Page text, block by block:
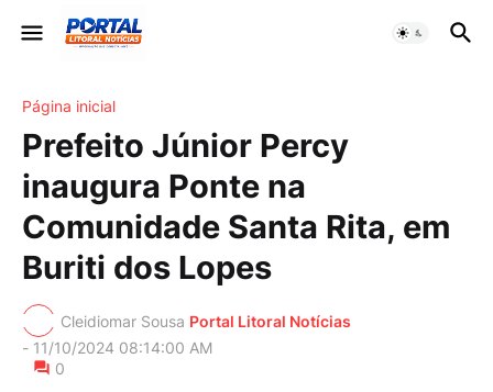
Página inicial
Prefeito Júnior Percy
inaugura Ponte na
Comunidade Santa Rita, em
Buriti dos Lopes
Cleidiomar Sousa Portal Litoral Notícias
- 11/10/2024 08:14:00 AM
0